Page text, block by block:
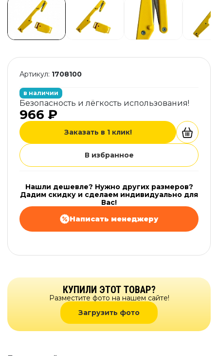
Артикул: 1708100
в наличии
Безопасность и лёгкость использования!
966 ₽
Заказать в 1 клик!
В избранное
Нашли дешевле? Нужно других размеров?
Дадим скидку и сделаем индивидуально для
Вас!
Написать менеджеру
КУПИЛИ ЭТОТ ТОВАР?
Разместите фото на нашем сайте!
Загрузить фото